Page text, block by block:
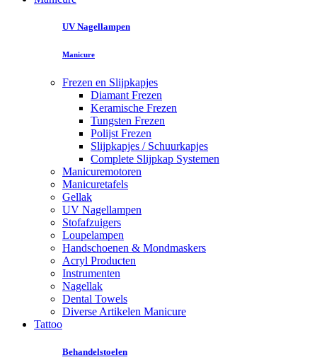
UV Nagellampen
Manicure
Frezen en Slijpkapjes
Diamant Frezen
Keramische Frezen
Tungsten Frezen
Polijst Frezen
Slijpkapjes / Schuurkapjes
Complete Slijpkap Systemen
Manicuremotoren
Manicuretafels
Gellak
UV Nagellampen
Stofafzuigers
Loupelampen
Handschoenen & Mondmaskers
Acryl Producten
Instrumenten
Nagellak
Dental Towels
Diverse Artikelen Manicure
Tattoo
Behandelstoelen